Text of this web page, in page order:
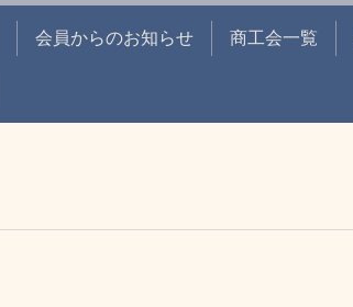
会員からのお知らせ 商工会一覧